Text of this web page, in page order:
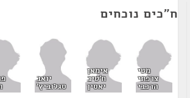
ח"כים נוכחים
מטי
צרפתי
הרכבי
אימאן
ח'טיב
יאסין
יואב
סגלוביץ'